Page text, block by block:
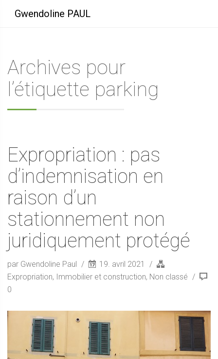
Gwendoline PAUL
Archives pour
l’étiquette parking
Expropriation : pas
d’indemnisation en
raison d’un
stationnement non
juridiquement protégé
par Gwendoline Paul
19. avril 2021
Expropriation, Immobilier et construction, Non classé
0